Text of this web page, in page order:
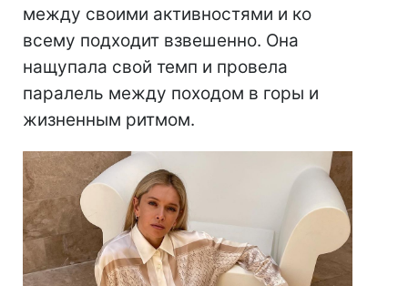
между своими активностями и ко
всему подходит взвешенно. Она
нащупала свой темп и провела
паралель между походом в горы и
жизненным ритмом.